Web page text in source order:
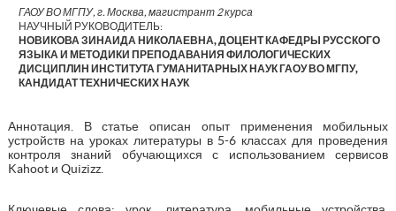
ГАОУ ВО МГПУ, г. Москва, магистрант 2 курса
НАУЧНЫЙ РУКОВОДИТЕЛЬ:
НОВИКОВА ЗИНАИДА НИКОЛАЕВНА, ДОЦЕНТ КАФЕДРЫ РУССКОГО
ЯЗЫКА И МЕТОДИКИ ПРЕПОДАВАНИЯ ФИЛОЛОГИЧЕСКИХ
ДИСЦИПЛИН ИНСТИТУТА ГУМАНИТАРНЫХ НАУК ГАОУ ВО МГПУ,
КАНДИДАТ ТЕХНИЧЕСКИХ НАУК
Аннотация. В статье описан опыт применения мобильных
устройств на уроках литературы в 5-6 классах для проведения
контроля знаний обучающихся с использованием сервисов
Kahoot и Quizizz.